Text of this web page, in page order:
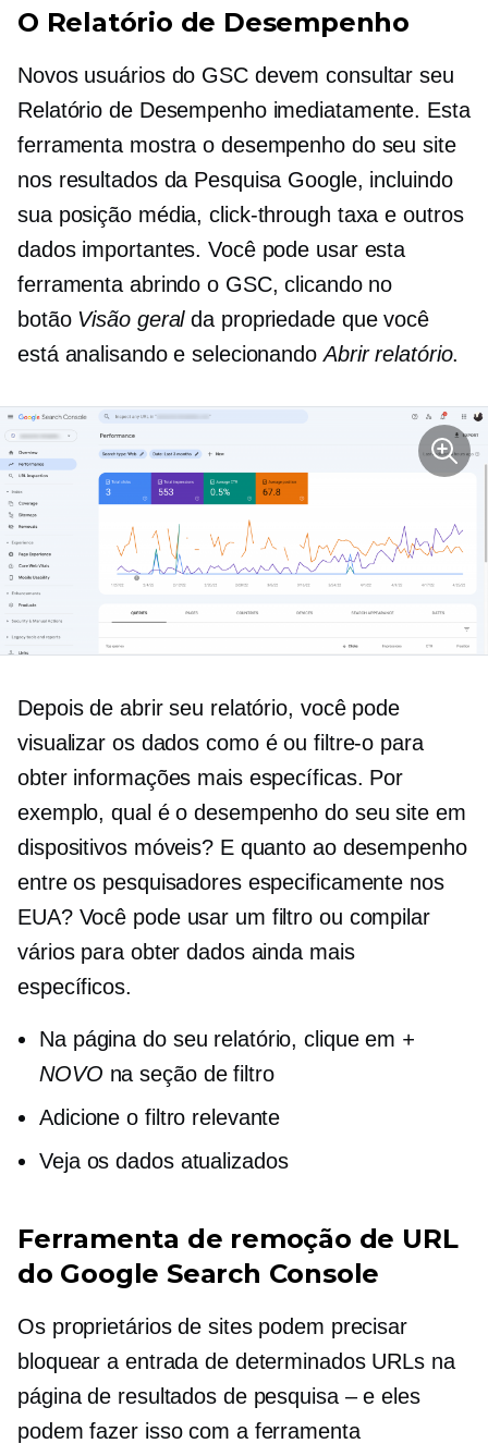
O Relatório de Desempenho
Novos usuários do GSC devem consultar seu
Relatório de Desempenho imediatamente. Esta
ferramenta mostra o desempenho do seu site
nos resultados da Pesquisa Google, incluindo
sua posição média,click-through taxa e outros
dados importantes. Você pode usar esta
ferramenta abrindo o GSC, clicando no
botão Visão geralda propriedade que você
está analisando e selecionandoAbrir relatório.
Depois de abrir seu relatório, você pode
visualizar os dados como éou filtre-o para
obter informações mais específicas. Por
exemplo, qual é o desempenho do seu site em
dispositivos móveis? E quanto ao desempenho
entre os pesquisadores especificamente nos
EUA? Você pode usar um filtro ou compilar
vários para obter dados ainda mais
específicos.
Na página do seu relatório, clique em +
NOVO na seção de filtro
Adicione o filtro relevante
Veja os dados atualizados
Ferramenta de remoção de URL
do Google Search Console
Os proprietários de sites podem precisar
bloquear a entrada de determinados URLs na
página de resultados de pesquisa – e eles
podem fazer isso com a ferramenta